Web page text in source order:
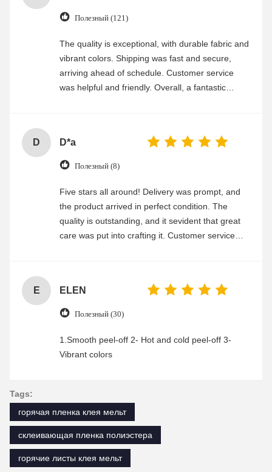
Полезный (121)
The quality is exceptional, with durable fabric and
vibrant colors. Shipping was fast and secure,
arriving ahead of schedule. Customer service
was helpful and friendly. Overall, a fantastic
D D*a
Полезный (8)
Five stars all around! Delivery was prompt, and
the product arrived in perfect condition. The
quality is outstanding, and it sevident that great
care was put into crafting it. Customer service
E ELEN
Полезный (30)
1.Smooth peel-off 2- Hot and cold peel-off 3-
Vibrant colors
Tags:
горячая пленка клея мельт
склеивающая пленка полиэстера
горячие листы клея мельт